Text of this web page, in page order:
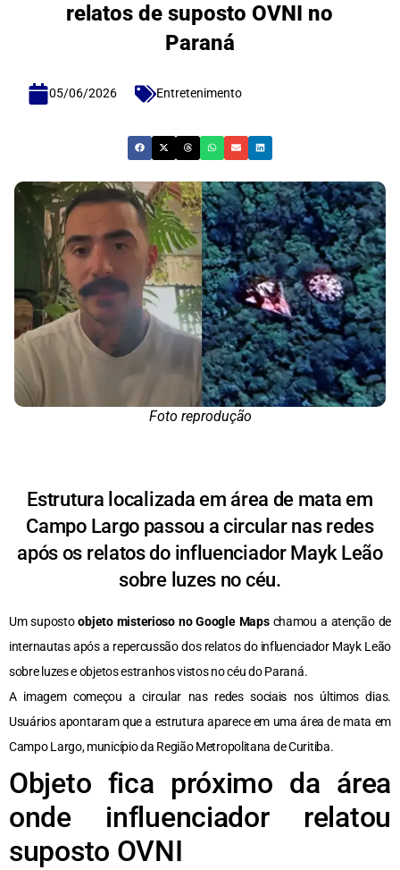
relatos de suposto OVNI no
Paraná
05/06/2026 Entretenimento
Foto reprodução
Estrutura localizada em área de mata em
Campo Largo passou a circular nas redes
após os relatos do influenciador Mayk Leão
sobre luzes no céu.
Um supostoobjeto misterioso no Google Mapschamou a atenção de
internautas após a repercussão dos relatos do influenciador Mayk Leão
sobre luzes e objetos estranhos vistos no céu do Paraná.
A imagem começou a circular nas redes sociais nos últimos dias.
Usuários apontaram que a estrutura aparece em uma área de mata em
Campo Largo, município da Região Metropolitana de Curitiba.
Objeto fica próximo da área
onde influenciador relatou
suposto OVNI